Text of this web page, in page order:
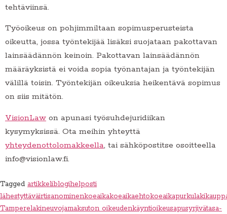
tehtäviinsä.
Työoikeus on pohjimmiltaan sopimusperusteista
oikeutta, jossa työntekijää lisäksi suojataan pakottavan
lainsäädännön keinoin. Pakottavan lainsäädännön
määräyksistä ei voida sopia työnantajan ja työntekijän
välillä toisin. Työntekijän oikeuksia heikentävä sopimus
on siis mitätön.
VisionLaw on apunasi työsuhdejuridiikan
kysymyksissä. Ota meihin yhteyttä
yhteydenottolomakkeella, tai sähköpostitse osoitteella
info@visionlaw.fi.
Tagged artikkeliblogihelposti
lähestyttäväirtisanominenkoeaikakoeaikaehtokoeaikapurku
Tamperelakineuvojamaksuton oikeudenkäyntioikeusapusyrjivätasa-